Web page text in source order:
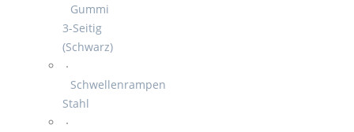
Gummi
3-Seitig
(Schwarz)
Schwellenrampen
Stahl